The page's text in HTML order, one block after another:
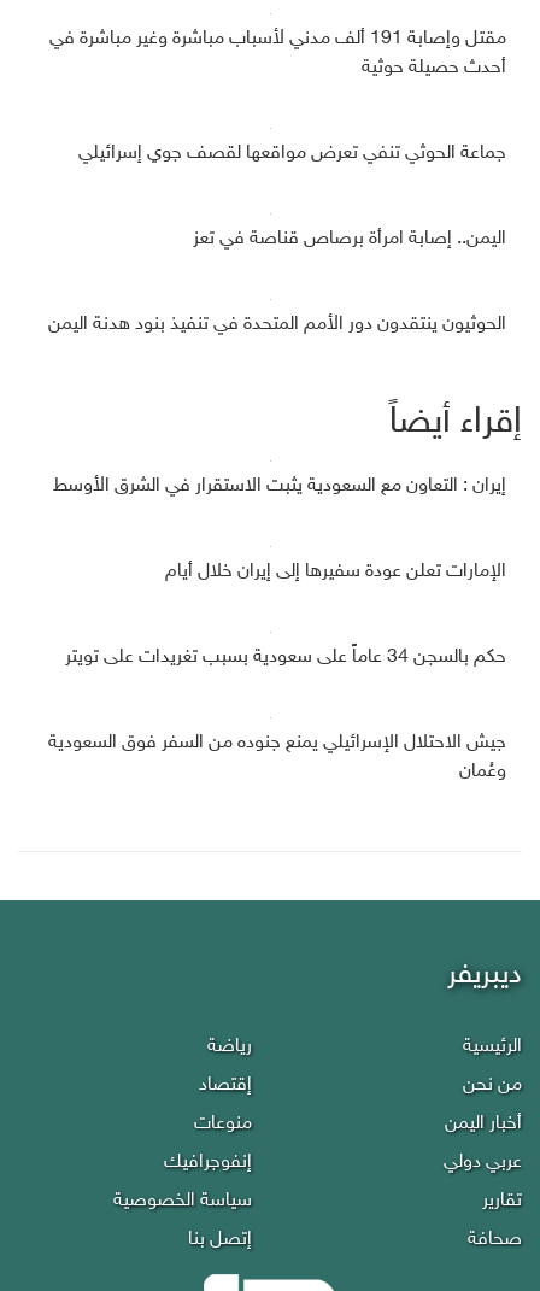
مقتل وإصابة 191 ألف مدني لأسباب مباشرة وغير مباشرة في
أحدث حصيلة حوثية
جماعة الحوثي تنفي تعرض مواقعها لقصف جوي إسرائيلي
اليمن.. إصابة امرأة برصاص قناصة في تعز
الحوثيون ينتقدون دور الأمم المتحدة في تنفيذ بنود هدنة اليمن
إقراء أيضاً
إيران : التعاون مع السعودية يثبت الاستقرار في الشرق الأوسط
الإمارات تعلن عودة سفيرها إلى إيران خلال أيام
حكم بالسجن 34 عاماً على سعودية بسبب تغريدات على تويتر
جيش الاحتلال الإسرائيلي يمنع جنوده من السفر فوق السعودية
وعُمان
ديبريفر
الرئيسية
من نحن
أخبار اليمن
عربي دولي
تقارير
صحافة
رياضة
إقتصاد
منوعات
إنفوجرافيك
سياسة الخصوصية
إتصل بنا